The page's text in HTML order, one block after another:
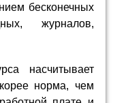
бесконечных
журналов,
насчитывает
норма, чем